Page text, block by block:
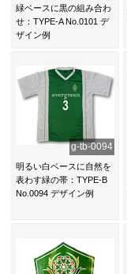
緑ベースに黒の組み合わ
せ：TYPE-A No.0101 デ
ザイン例
g-tb-0094
明るい白ベースに自然を
表わす緑の帯：TYPE-B
No.0094 デザイン例